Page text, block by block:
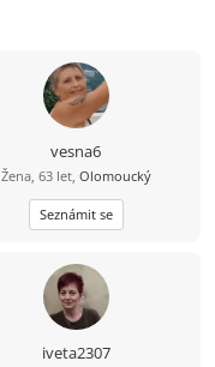
vesna6
Žena, 63 let, Olomoucký
Seznámit se
iveta2307